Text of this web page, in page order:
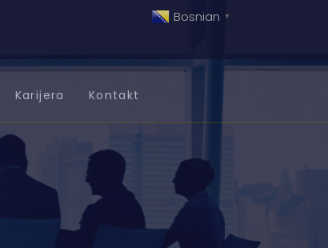
Bosnian ▼
Karijera Kontakt